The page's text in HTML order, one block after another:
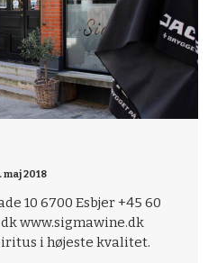
maj 2018
10 6700 Esbjer +45 60
www.sigmawine.dk
i højeste kvalitet.